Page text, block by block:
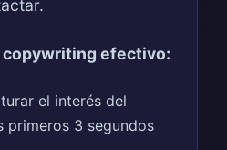
copywriting efectivo:
el interés del
primeros 3 segundos